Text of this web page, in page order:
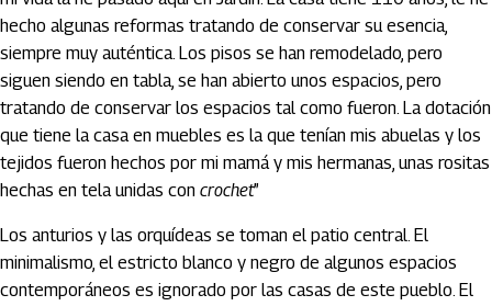
hecho algunas reformas tratando de conservar su esencia,
siempre muy auténtica. Los pisos se han remodelado, pero
siguen siendo en tabla, se han abierto unos espacios, pero
tratando de conservar los espacios tal como fueron. La dotación
que tiene la casa en muebles es la que tenían mis abuelas y los
tejidos fueron hechos por mi mamá y mis hermanas, unas rositas
hechas en tela unidas con crochet”
Los anturios y las orquídeas se toman el patio central. El
minimalismo, el estricto blanco y negro de algunos espacios
contemporáneos es ignorado por las casas de este pueblo. El